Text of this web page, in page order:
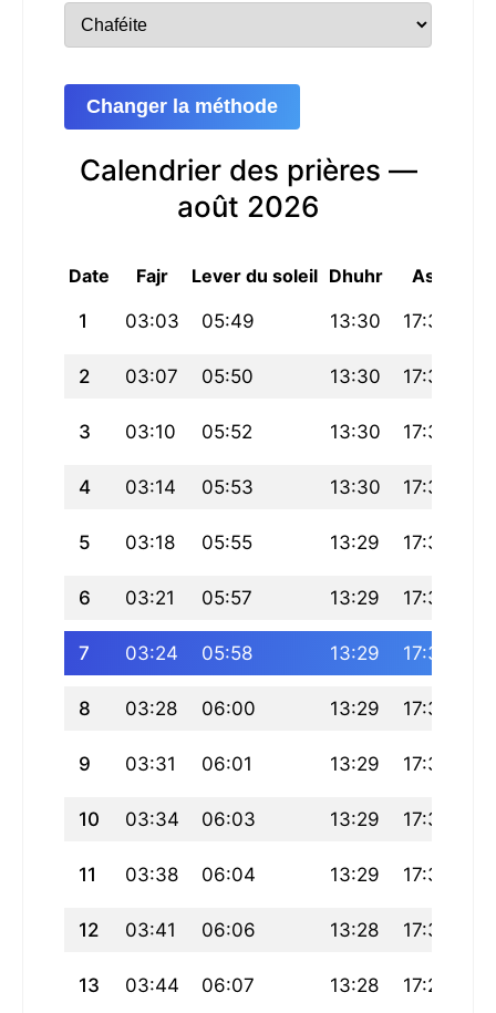
Changer la méthode
Calendrier des prières —
août 2026
Date Fajr Lever du soleil Dhuhr Asr
1 03:03 05:49 13:30 17:39
2 03:07 05:50 13:30 17:38
3 03:10 05:52 13:30 17:37
4 03:14 05:53 13:30 17:37
5 03:18 05:55 13:29 17:36
6 03:21 05:57 13:29 17:35
7 03:24 05:58 13:29 17:34
8 03:28 06:00 13:29 17:33
9 03:31 06:01 13:29 17:33
10 03:34 06:03 13:29 17:32
11 03:38 06:04 13:29 17:31
12 03:41 06:06 13:28 17:30
13 03:44 06:07 13:28 17:29